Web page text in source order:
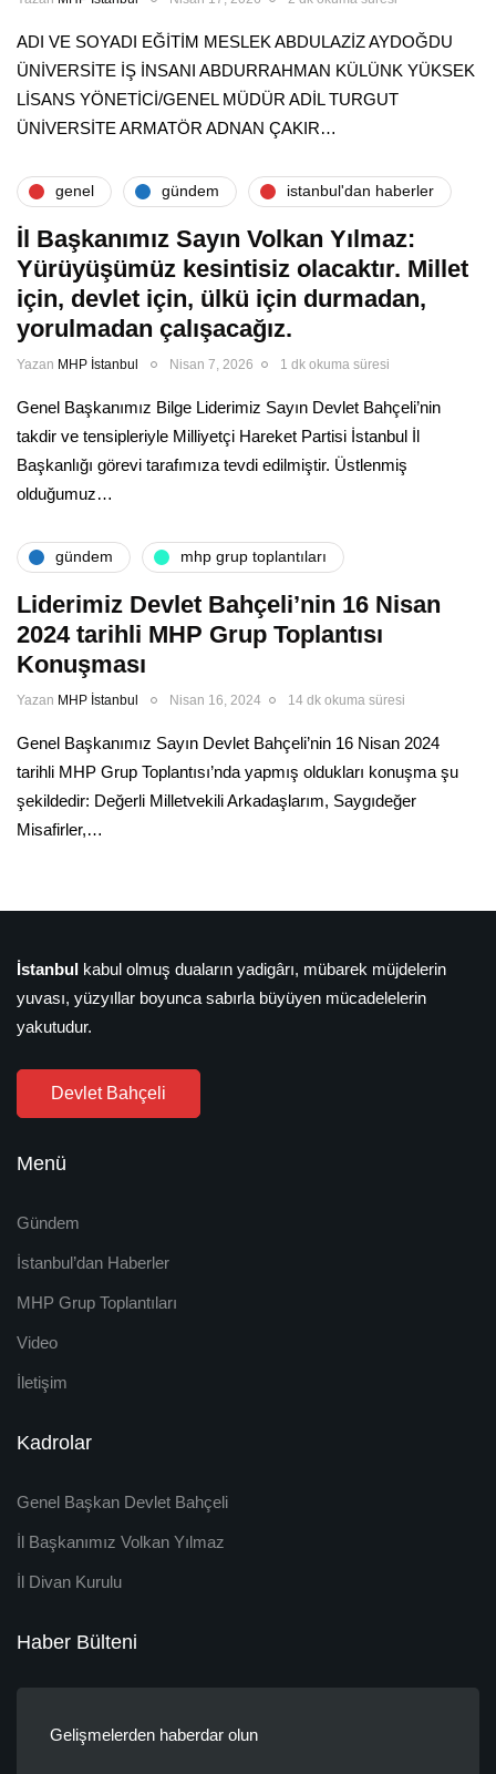
ADI VE SOYADI EĞİTİM MESLEK ABDULAZİZ AYDOĞDU
ÜNİVERSİTE İŞ İNSANI ABDURRAHMAN KÜLÜNK YÜKSEK
LİSANS YÖNETİCİ/GENEL MÜDÜR ADİL TURGUT
ÜNİVERSİTE ARMATÖR ADNAN ÇAKIR…
genel gündem i̇stanbul'dan haberler
İl Başkanımız Sayın Volkan Yılmaz:
Yürüyüşümüz kesintisiz olacaktır. Millet
için, devlet için, ülkü için durmadan,
yorulmadan çalışacağız.
Yazan MHP İstanbul Nisan 7, 2026 1 dk okuma süresi
Genel Başkanımız Bilge Liderimiz Sayın Devlet Bahçeli’nin
takdir ve tensipleriyle Milliyetçi Hareket Partisi İstanbul İl
Başkanlığı görevi tarafımıza tevdi edilmiştir. Üstlenmiş
olduğumuz…
gündem mhp grup toplantıları
Liderimiz Devlet Bahçeli’nin 16 Nisan
2024 tarihli MHP Grup Toplantısı
Konuşması
Yazan MHP İstanbul Nisan 16, 2024 14 dk okuma süresi
Genel Başkanımız Sayın Devlet Bahçeli’nin 16 Nisan 2024
tarihli MHP Grup Toplantısı’nda yapmış oldukları konuşma şu
şekildedir: Değerli Milletvekili Arkadaşlarım, Saygıdeğer
Misafirler,…
İstanbul kabul olmuş duaların yadigârı, mübarek müjdelerin
yuvası, yüzyıllar boyunca sabırla büyüyen mücadelelerin
yakutudur.
Devlet Bahçeli
Menü
Gündem
İstanbul’dan Haberler
MHP Grup Toplantıları
Video
İletişim
Kadrolar
Genel Başkan Devlet Bahçeli
İl Başkanımız Volkan Yılmaz
İl Divan Kurulu
Haber Bülteni
Gelişmelerden haberdar olun